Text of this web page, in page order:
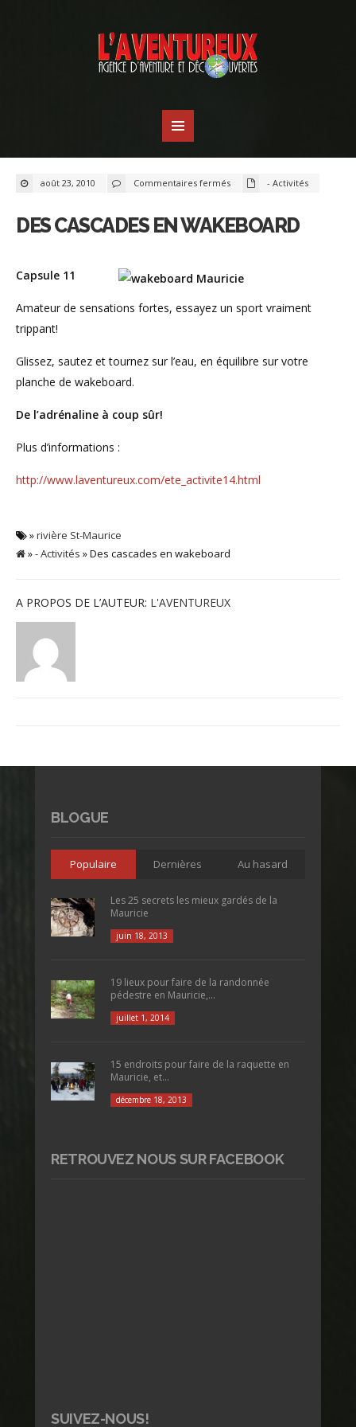
août 23, 2010 Commentaires ferméssur
Des
wakeboard
- Activités
DES CASCADES EN WAKEBOARD
Capsule 11
Amateur de sensations fortes, essayez un sport vraiment
trippant!
Glissez, sautez et tournez sur l’eau, en équilibre sur votre
planche de wakeboard.
De l’adrénaline à coup sûr!
Plus d’informations :
http://www.laventureux.com/ete_activite14.html
»rivière St-Maurice
»- Activités » Des cascades en wakeboard
A PROPOS DE L’AUTEUR: L'AVENTUREUX
BLOGUE
Populaire Dernières Au hasard
Les 25 secrets les mieux gardés de la
Mauricie
juin 18, 2013
19 lieux pour faire de la randonnée
pédestre en Mauricie,...
juillet 1, 2014
15 endroits pour faire de la raquette en
Mauricie, et...
décembre 18, 2013
RETROUVEZ NOUS SUR FACEBOOK
SUIVEZ-NOUS!